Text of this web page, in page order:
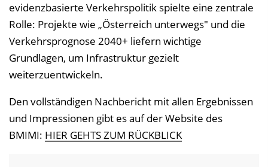
evidenzbasierte Verkehrspolitik spielte eine zentrale
Rolle: Projekte wie „Österreich unterwegs" und die
Verkehrsprognose 2040+ liefern wichtige
Grundlagen, um Infrastruktur gezielt
weiterzuentwickeln.
Den vollständigen Nachbericht mit allen Ergebnissen
und Impressionen gibt es auf der Website des
BMIMI: HIER GEHTS ZUM RÜCKBLICK